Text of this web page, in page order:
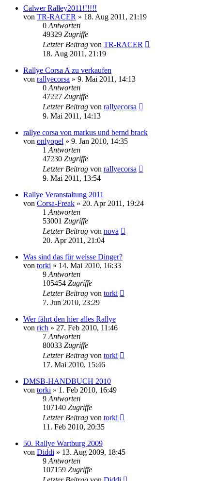
Calwer Ralley2011!!!!!!
von TR-RACER » 18. Aug 2011, 21:19
0 Antworten
49329 Zugriffe
Letzter Beitrag von TR-RACER
18. Aug 2011, 21:19
Rallye Corsa A zu verkaufen
von rallyecorsa » 9. Mai 2011, 14:13
0 Antworten
47227 Zugriffe
Letzter Beitrag von rallyecorsa
9. Mai 2011, 14:13
rallye corsa von markus und bernd brack
von onlyopel » 9. Jan 2010, 14:35
1 Antworten
47230 Zugriffe
Letzter Beitrag von rallyecorsa
9. Mai 2011, 13:54
Rallye Veranstaltung 2011
von Corsa-Freak » 20. Apr 2011, 19:24
1 Antworten
53001 Zugriffe
Letzter Beitrag von nova
20. Apr 2011, 21:04
Was sind das für weisse Dinger?
von torki » 14. Mai 2010, 16:33
9 Antworten
105454 Zugriffe
Letzter Beitrag von torki
7. Jun 2010, 23:29
Wer fährt den hier alles Rallye
von rich » 27. Feb 2010, 11:46
7 Antworten
80033 Zugriffe
Letzter Beitrag von torki
17. Mai 2010, 15:46
DMSB-HANDBUCH 2010
von torki » 1. Feb 2010, 16:49
9 Antworten
107140 Zugriffe
Letzter Beitrag von torki
11. Feb 2010, 20:35
50. Rallye Wartburg 2009
von Diddi » 13. Aug 2009, 18:45
9 Antworten
107159 Zugriffe